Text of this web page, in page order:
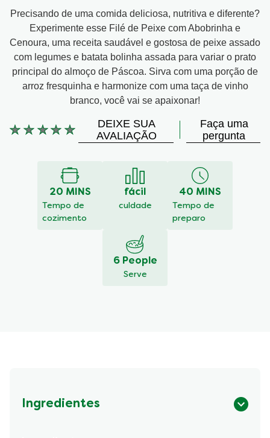
Precisando de uma comida deliciosa, nutritiva e diferente?
Experimente esse Filé de Peixe com Abobrinha e
Cenoura, uma receita saudável e gostosa de peixe assado
com legumes e batata bolinha assada para variar o prato
principal do almoço de Páscoa. Sirva com uma porção de
arroz fresquinha e harmonize com uma taça de vinho
branco, você vai se apaixonar!
Nenhuma
DEIXE SUA
AVALIAÇÃO
Faça uma
pergunta
20 MINS
Tempo de
cozimento
fácil
culdade
40 MINS
Tempo de
preparo
6 People
Serve
Ingredientes